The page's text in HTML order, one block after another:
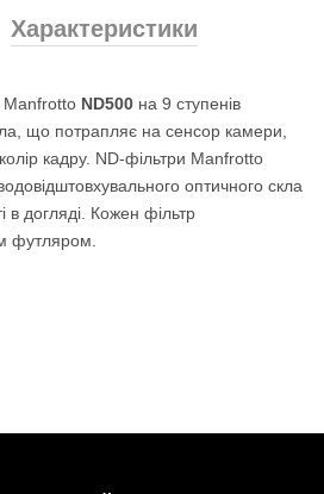
Характеристики
Manfrotto ND500 на 9 ступенів
що потрапляє на сенсор камери,
кадру. ND-фільтри Manfrotto
оптичного скла
в догляді. Кожен фільтр
футляром.